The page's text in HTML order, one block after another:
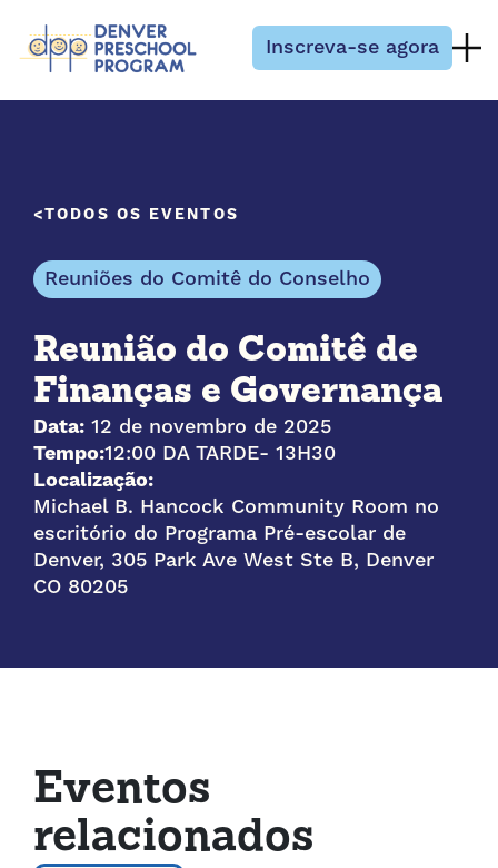
Inscreva-se agora
TODOS OS EVENTOS
Reuniões do Comitê do Conselho
Reunião do Comitê de
Finanças e Governança
Data: 12 de novembro de 2025
Tempo:12:00 DA TARDE- 13H30
Localização:
Michael B. Hancock Community Room no
escritório do Programa Pré-escolar de
Denver, 305 Park Ave West Ste B, Denver
CO 80205
Eventos
relacionados